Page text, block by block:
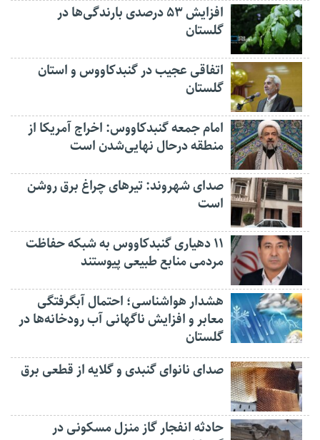
افزایش ۵۳ درصدی بارندگی‌ها در
گلستان
اتفاقی عجیب در‌ گنبدکاووس و استان
گلستان
امام جمعه گنبدکاووس: اخراج آمریکا از
منطقه درحال نهایی‌شدن است
صدای شهروند: تیرهای چراغ برق روشن
است
۱۱ دهیاری گنبدکاووس به شبکه حفاظت
مردمی منابع طبیعی پیوستند
هشدار هواشناسی؛ احتمال آبگرفتگی
معابر و افزایش ناگهانی آب رودخانه‌ها در
گلستان
صدای نانوای گنبدی و گلایه از قطعی برق
حادثه انفجار گاز منزل مسکونی در